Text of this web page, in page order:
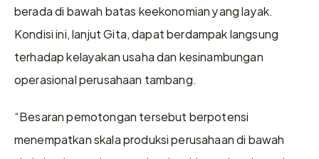
berada di bawah batas keekonomian yang layak.
Kondisi ini, lanjut Gita, dapat berdampak langsung
terhadap kelayakan usaha dan kesinambungan
operasional perusahaan tambang.
“Besaran pemotongan tersebut berpotensi
menempatkan skala produksi perusahaan di bawah